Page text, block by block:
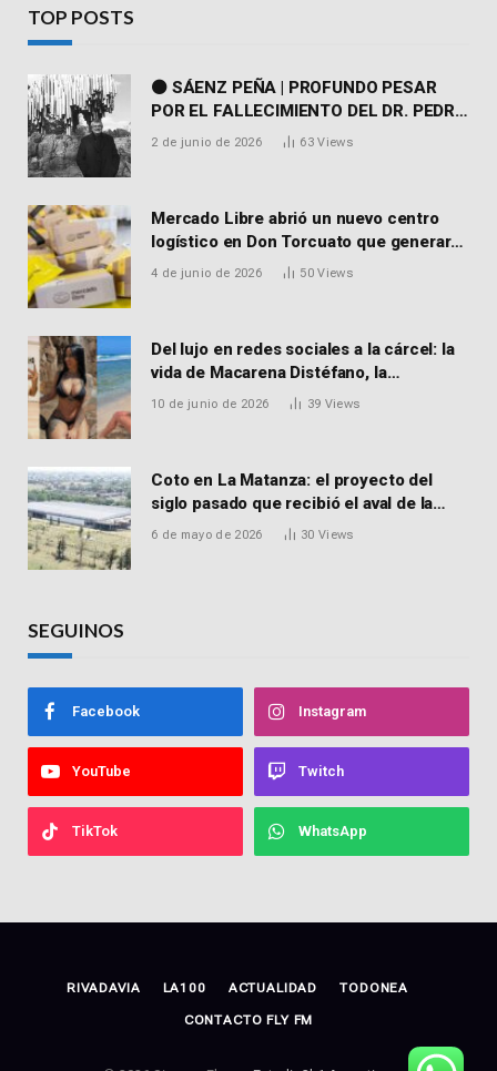
TOP POSTS
⚫ SÁENZ PEÑA | PROFUNDO PESAR
POR EL FALLECIMIENTO DEL DR. PEDRO
MARTORELL
2 de junio de 2026 63Views
Mercado Libre abrió un nuevo centro
logístico en Don Torcuato que generará
900 empleos: cómo enviar el CV
4 de junio de 2026 50Views
Del lujo en redes sociales a la cárcel: la
vida de Macarena Distéfano, la
influencer de San Martín acusada de
10 de junio de 2026 39 Views
Coto en La Matanza: el proyecto del
siglo pasado que recibió el aval de la
Justicia para reactivar una obra frenada
6 de mayo de 2026 30 Views
SEGUINOS
Facebook Instagram
YouTube Twitch
TikTok WhatsApp
RIVADAVIA LA100 ACTUALIDAD TODONEA
CONTACTO FLY FM